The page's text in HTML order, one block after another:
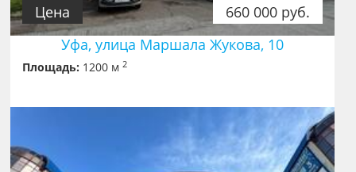
660 000 руб.
Цена
Уфа, улица Маршала Жукова, 10
Площадь: 1200 м2